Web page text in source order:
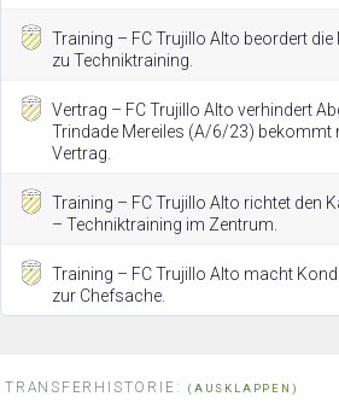
Training – FC Trujillo Alto beordert
zu Techniktraining.
Vertrag – FC Trujillo Alto verhindert
Trindade Mereiles (A/6/23) bekommt
Vertrag.
Training – FC Trujillo Alto richtet den
– Techniktraining im Zentrum.
Training – FC Trujillo Alto macht
zur Chefsache.
TRANSFERHISTORIE: (AUSKLAPPEN)